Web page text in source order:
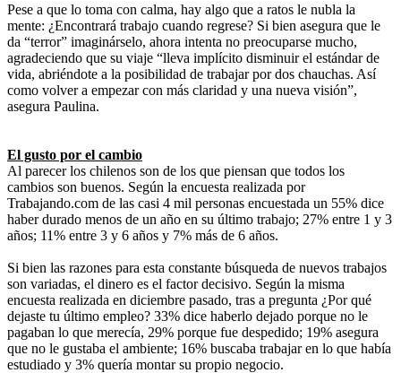
Pese a que lo toma con calma, hay algo que a ratos le nubla la
mente: ¿Encontrará trabajo cuando regrese? Si bien asegura que le
da “terror” imaginárselo, ahora intenta no preocuparse mucho,
agradeciendo que su viaje “lleva implícito disminuir el estándar de
vida, abriéndote a la posibilidad de trabajar por dos chauchas. Así
como volver a empezar con más claridad y una nueva visión”,
asegura Paulina.
El gusto por el cambio
Al parecer los chilenos son de los que piensan que todos los
cambios son buenos. Según la encuesta realizada por
Trabajando.com de las casi 4 mil personas encuestada un 55% dice
haber durado menos de un año en su último trabajo; 27% entre 1 y 3
años; 11% entre 3 y 6 años y 7% más de 6 años.
Si bien las razones para esta constante búsqueda de nuevos trabajos
son variadas, el dinero es el factor decisivo. Según la misma
encuesta realizada en diciembre pasado, tras a pregunta ¿Por qué
dejaste tu último empleo? 33% dice haberlo dejado porque no le
pagaban lo que merecía, 29% porque fue despedido; 19% asegura
que no le gustaba el ambiente; 16% buscaba trabajar en lo que había
estudiado y 3% quería montar su propio negocio.